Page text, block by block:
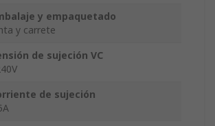
y empaquetado
y carrete
de sujeción VC
de sujeción